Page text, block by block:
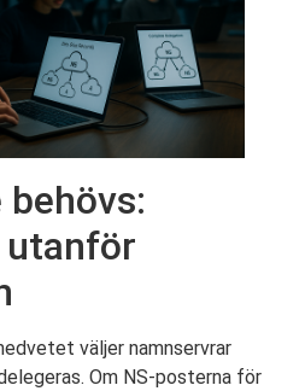
behövs:
utanför
väljer namnservrar
Om NS-posterna för